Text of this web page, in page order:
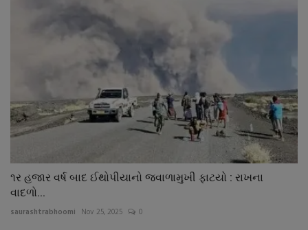
૧ર હજાર વર્ષ બાદ ઈથોપીયાનો જ્વાળામુખી ફાટયો : રાખના
વાદળો...
saurashtrabhoomi Nov 25, 2025 0